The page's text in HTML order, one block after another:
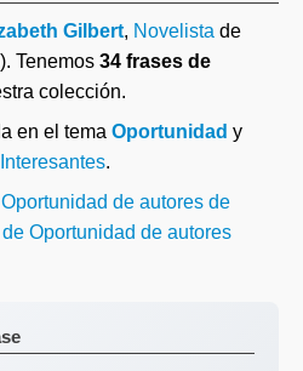
Gilbert, Novelista de
Tenemos 34 frases de
colección.
en el tema Oportunidad y
.
de autores de
Oportunidad de autores